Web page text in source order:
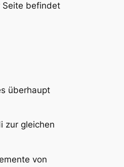
Seite befindet
überhaupt
zur gleichen
von